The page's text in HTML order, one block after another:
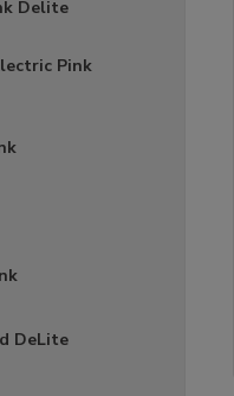
Delite
Pink
DeLite